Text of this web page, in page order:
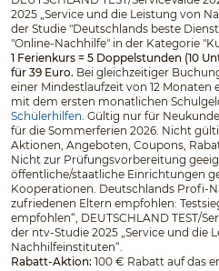
2025 „Service und die Leistung von
der Studie "Deutschlands beste
"Online-Nachhilfe" in der Kategorie
1 Ferienkurs = 5 Doppelstunden (10
für 39 Euro. Bei gleichzeitiger
einer Mindestlaufzeit von 12
mit dem ersten monatlichen
Schülerhilfen. Gültig nur für
für die Sommerferien 2026. Nicht
Aktionen, Angeboten, Coupons,
Nicht zur Prüfungsvorbereitung
öffentliche/staatliche Einrichtungen
Kooperationen. Deutschlands Profi-
zufriedenen Eltern empfohlen:
empfohlen“, DEUTSCHLAND TEST/
der ntv-Studie 2025 „Service und die
Nachhilfeinstituten“.
Rabatt-Aktion: 100 € Rabatt auf das